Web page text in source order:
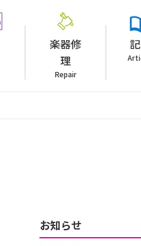
楽器修
理
Repair
お知らせ